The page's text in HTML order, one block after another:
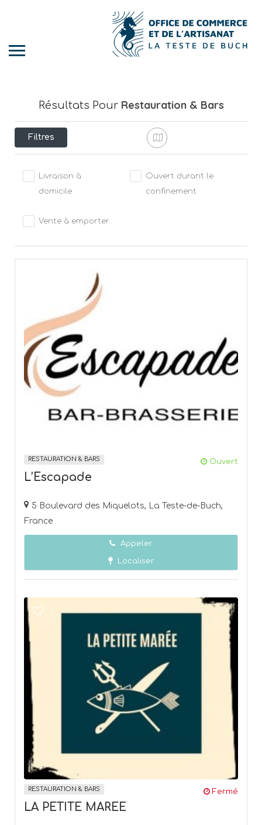
Résultats Pour Restauration & Bars
Filtres
Livraison à
domicile
Ouvert durant le
confinement
Vente à emporter
RESTAURATION & BARS Ouvert
L’Escapade
5 Boulevard des Miquelots, La Teste-de-Buch,
France
Appeler
Localiser
RESTAURATION & BARS Fermé
LA PETITE MAREE